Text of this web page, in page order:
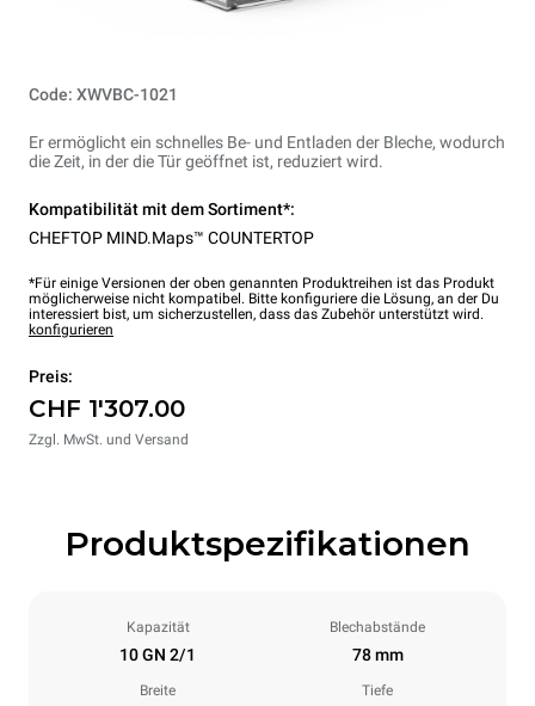
Code: XWVBC-1021
Er ermöglicht ein schnelles Be- und Entladen der Bleche, wodurch
die Zeit, in der die Tür geöffnet ist, reduziert wird.
Kompatibilität mit dem Sortiment*:
CHEFTOP MIND.Maps™ COUNTERTOP
*Für einige Versionen der oben genannten Produktreihen ist das Produkt
möglicherweise nicht kompatibel. Bitte konfiguriere die Lösung, an der Du
interessiert bist, um sicherzustellen, dass das Zubehör unterstützt wird.
konfigurieren
Preis:
CHF 1'307.00
Zzgl. MwSt. und Versand
Produktspezifikationen
Kapazität
10 GN 2/1
Blechabstände
78 mm
Breite Tiefe